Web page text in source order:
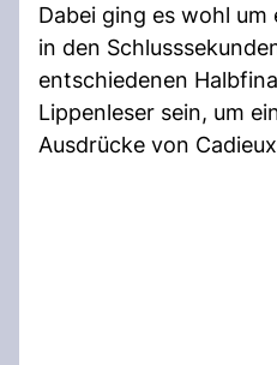
Dabei ging es wohl
in den
entschiedenen
Lippenleser sein, um
Ausdrücke von